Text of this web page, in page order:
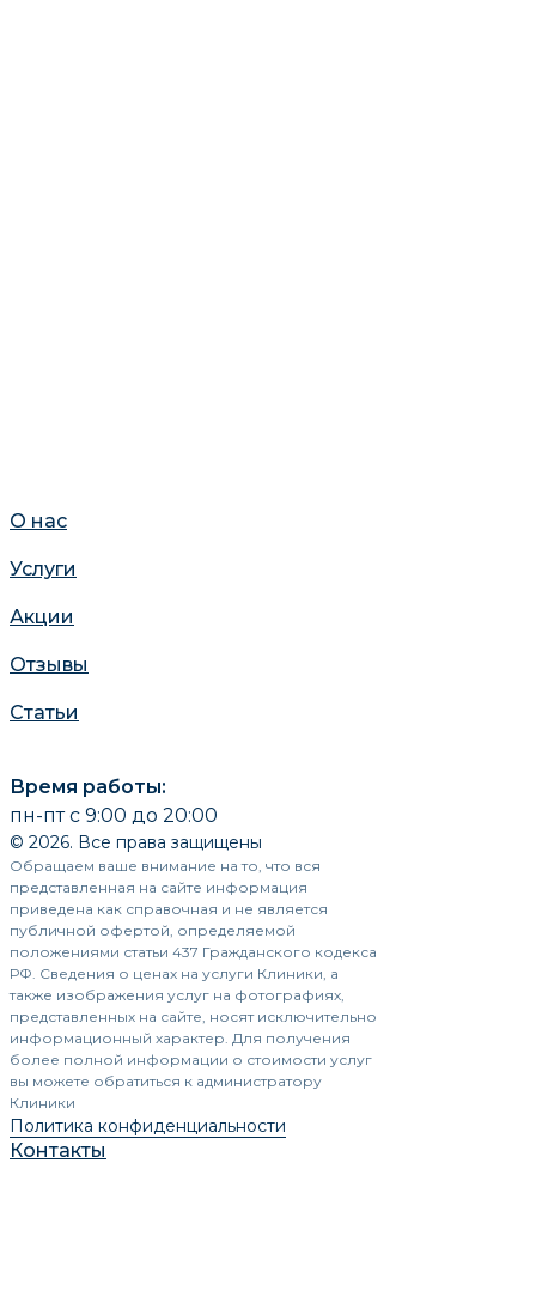
О нас
Услуги
Акции
Отзывы
Статьи
Время работы:
пн-пт с 9:00 до 20:00
© 2026. Все права защищены
Обращаем ваше внимание на то, что вся
представленная на сайте информация
приведена как справочная и не является
публичной офертой, определяемой
положениями статьи 437 Гражданского кодекса
РФ. Сведения о ценах на услуги Клиники, а
также изображения услуг на фотографиях,
представленных на сайте, носят исключительно
информационный характер. Для получения
более полной информации о стоимости услуг
вы можете обратиться к администратору
Клиники
Политика конфиденциальности
Контакты